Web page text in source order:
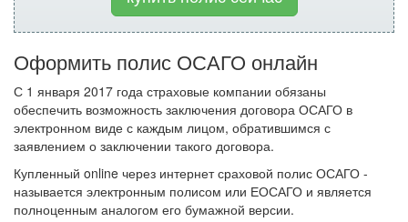
Оформить полис ОСАГО онлайн
С 1 января 2017 года страховые компании обязаны
обеспечить возможность заключения договора ОСАГО в
электронном виде с каждым лицом, обратившимся с
заявлением о заключении такого договора.
Купленный online через интернет сраховой полис ОСАГО -
называется электронным полисом или ЕОСАГО и является
полноценным аналогом его бумажной версии.